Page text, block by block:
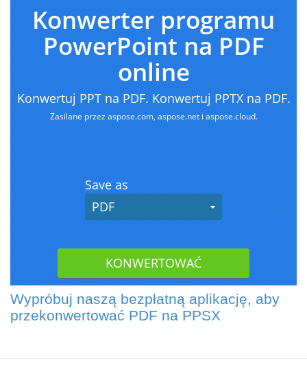
Wypróbuj naszą bezpłatną aplikację, aby
przekonwertować PDF na PPSX